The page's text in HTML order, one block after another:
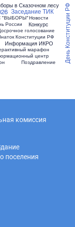
в Сказочном лесу
"ВЫБОРЫ" День Конституции РФ
России
голосование
Заседание ТИК
Конституции РФ
марафон
центр
Информация ИКРО
Конкурс
Новости
Поздравление
комиссия
поселения